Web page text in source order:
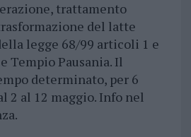
trattamento
del latte
legge 68/99 articoli 1 e
Tempio Pausania. Il
determinato, per 6
2 al 12 maggio. Info nel